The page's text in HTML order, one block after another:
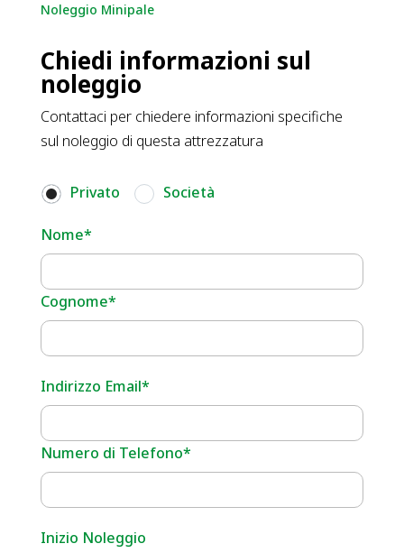
Noleggio Minipale
Chiedi informazioni sul
noleggio
Contattaci per chiedere informazioni specifiche
sul noleggio di questa attrezzatura
Privato Società
Nome*
Cognome*
Indirizzo Email*
Numero di Telefono*
Inizio Noleggio